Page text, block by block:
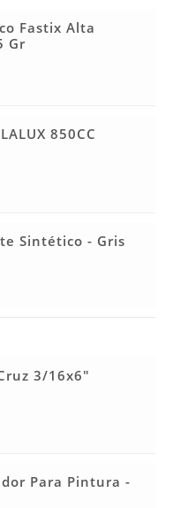
Fastix Alta
Gr
850CC
Sintético - Gris
3/16x6"
Para Pintura -